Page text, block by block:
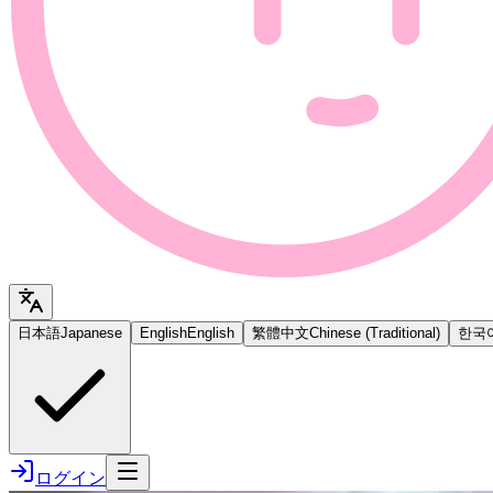
日本語Japanese EnglishEnglish 繁體中文Chinese (Traditional) 한국
ログイン